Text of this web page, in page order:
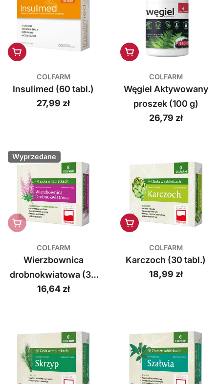
Dodaj do koszyka
COLFARM
Insulimed (60 tabl.)
Cena
27,99 zł
Dodaj do koszyka
COLFARM
Węgiel Aktywowany
proszek (100 g)
Cena
26,79 zł
Wyprzedane
Wyprzedane
COLFARM
Wierzbownica
drobnokwiatowa (30
tabl.)
Cena
16,64 zł
Dodaj do koszyka
COLFARM
Karczoch (30 tabl.)
Cena
18,99 zł